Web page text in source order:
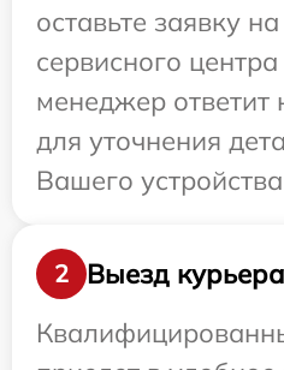
оставьте заявку
сервисного
менеджер
для уточнения
Вашего
2
Выезд